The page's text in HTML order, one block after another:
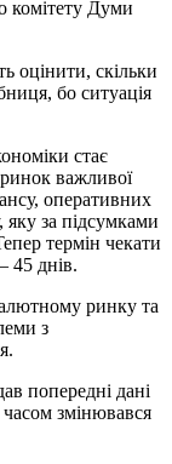
комітету Думи
оцінити, скільки
бо ситуація
стає
важливої
оперативних
яку за підсумками
термін чекати
45 днів.
ринку та
з
попередні дані
часом змінювався